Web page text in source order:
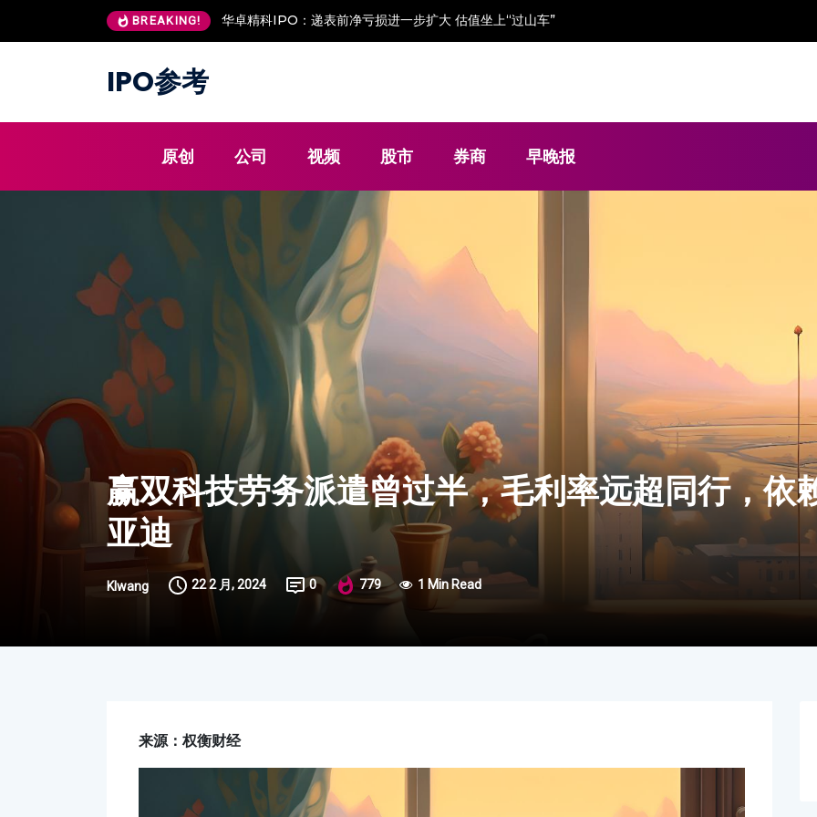
BREAKING! 安澜万锦IPO：客户低价入股 现金流“吃紧”依赖大客户
IPO参考
原创 公司 视频 股市 券商 早晚报
赢双科技劳务派遣曾过半，毛利率远超同行，依
亚迪
Klwang 22 2 月, 2024 0 779 1 Min Read
来源：权衡财经